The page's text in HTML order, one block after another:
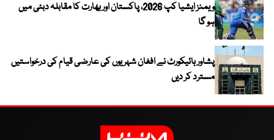
ویمنز ایشیا کپ 2026، پاکستان اور بھارت کا مقابلہ دبئی میں
ہو گا
پشاور ہائیکورٹ نے افغان شہریوں کی عارضی قیام کی درخواستیں
مسترد کر دیں